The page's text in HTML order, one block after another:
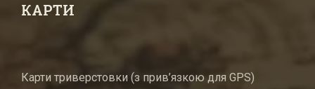
КАРТИ
Карти триверстовки (з прив’язкою для GPS)